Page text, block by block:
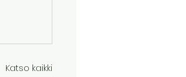
Katso kaikki